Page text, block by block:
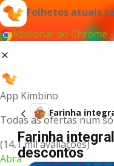
Folhetos atuais
Adicionar ao Chrome -
App Kimbino
Todas as ofertas num
(14,1 mil avaliações)
Abra
Farinha
Farinha
descontos